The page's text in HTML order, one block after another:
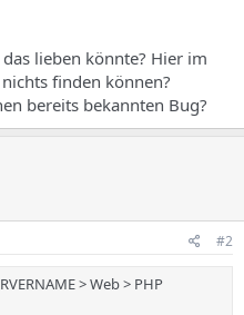
lieben könnte? Hier im
finden können?
bereits bekannten Bug?
#2
> Web > PHP